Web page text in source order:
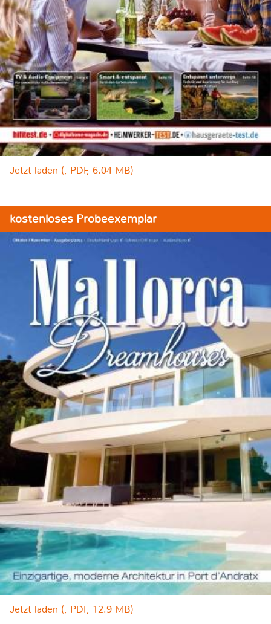
Jetzt laden (, PDF, 6.04 MB)
kostenloses Probeexemplar
Jetzt laden (, PDF, 12.9 MB)